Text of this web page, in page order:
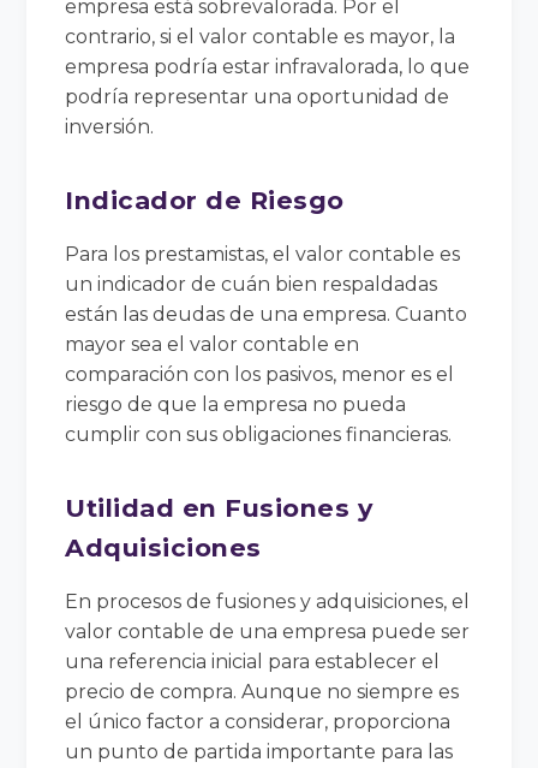
empresa está sobrevalorada. Por el
contrario, si el valor contable es mayor, la
empresa podría estar infravalorada, lo que
podría representar una oportunidad de
inversión.
Indicador de Riesgo
Para los prestamistas, el valor contable es
un indicador de cuán bien respaldadas
están las deudas de una empresa. Cuanto
mayor sea el valor contable en
comparación con los pasivos, menor es el
riesgo de que la empresa no pueda
cumplir con sus obligaciones financieras.
Utilidad en Fusiones y
Adquisiciones
En procesos de fusiones y adquisiciones, el
valor contable de una empresa puede ser
una referencia inicial para establecer el
precio de compra. Aunque no siempre es
el único factor a considerar, proporciona
un punto de partida importante para las